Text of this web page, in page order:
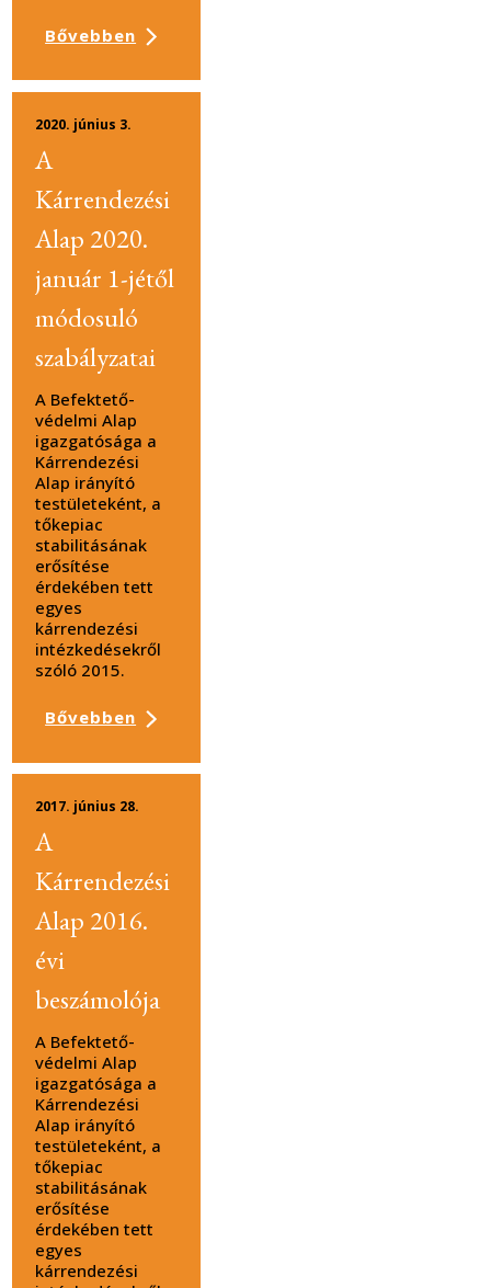
Bővebben
A
Kárrendezési
Alap 2020.
január 1-jétől
módosuló
szabályzatai
2020. június 3.
A Befektető-
védelmi Alap
igazgatósága a
Kárrendezési
Alap irányító
testületeként, a
tőkepiac
stabilitásának
erősítése
érdekében tett
egyes
kárrendezési
intézkedésekről
szóló 2015.
Bővebben
A
Kárrendezési
Alap 2016.
évi
beszámolója
2017. június 28.
A Befektető-
védelmi Alap
igazgatósága a
Kárrendezési
Alap irányító
testületeként, a
tőkepiac
stabilitásának
erősítése
érdekében tett
egyes
kárrendezési